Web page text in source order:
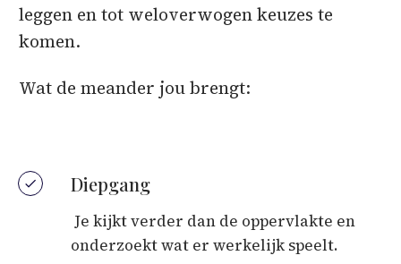
leggen en tot weloverwogen keuzes te
komen.
Wat de meander jou brengt:
Diepgang
Je kijkt verder dan de oppervlakte en
onderzoekt wat er werkelijk speelt.